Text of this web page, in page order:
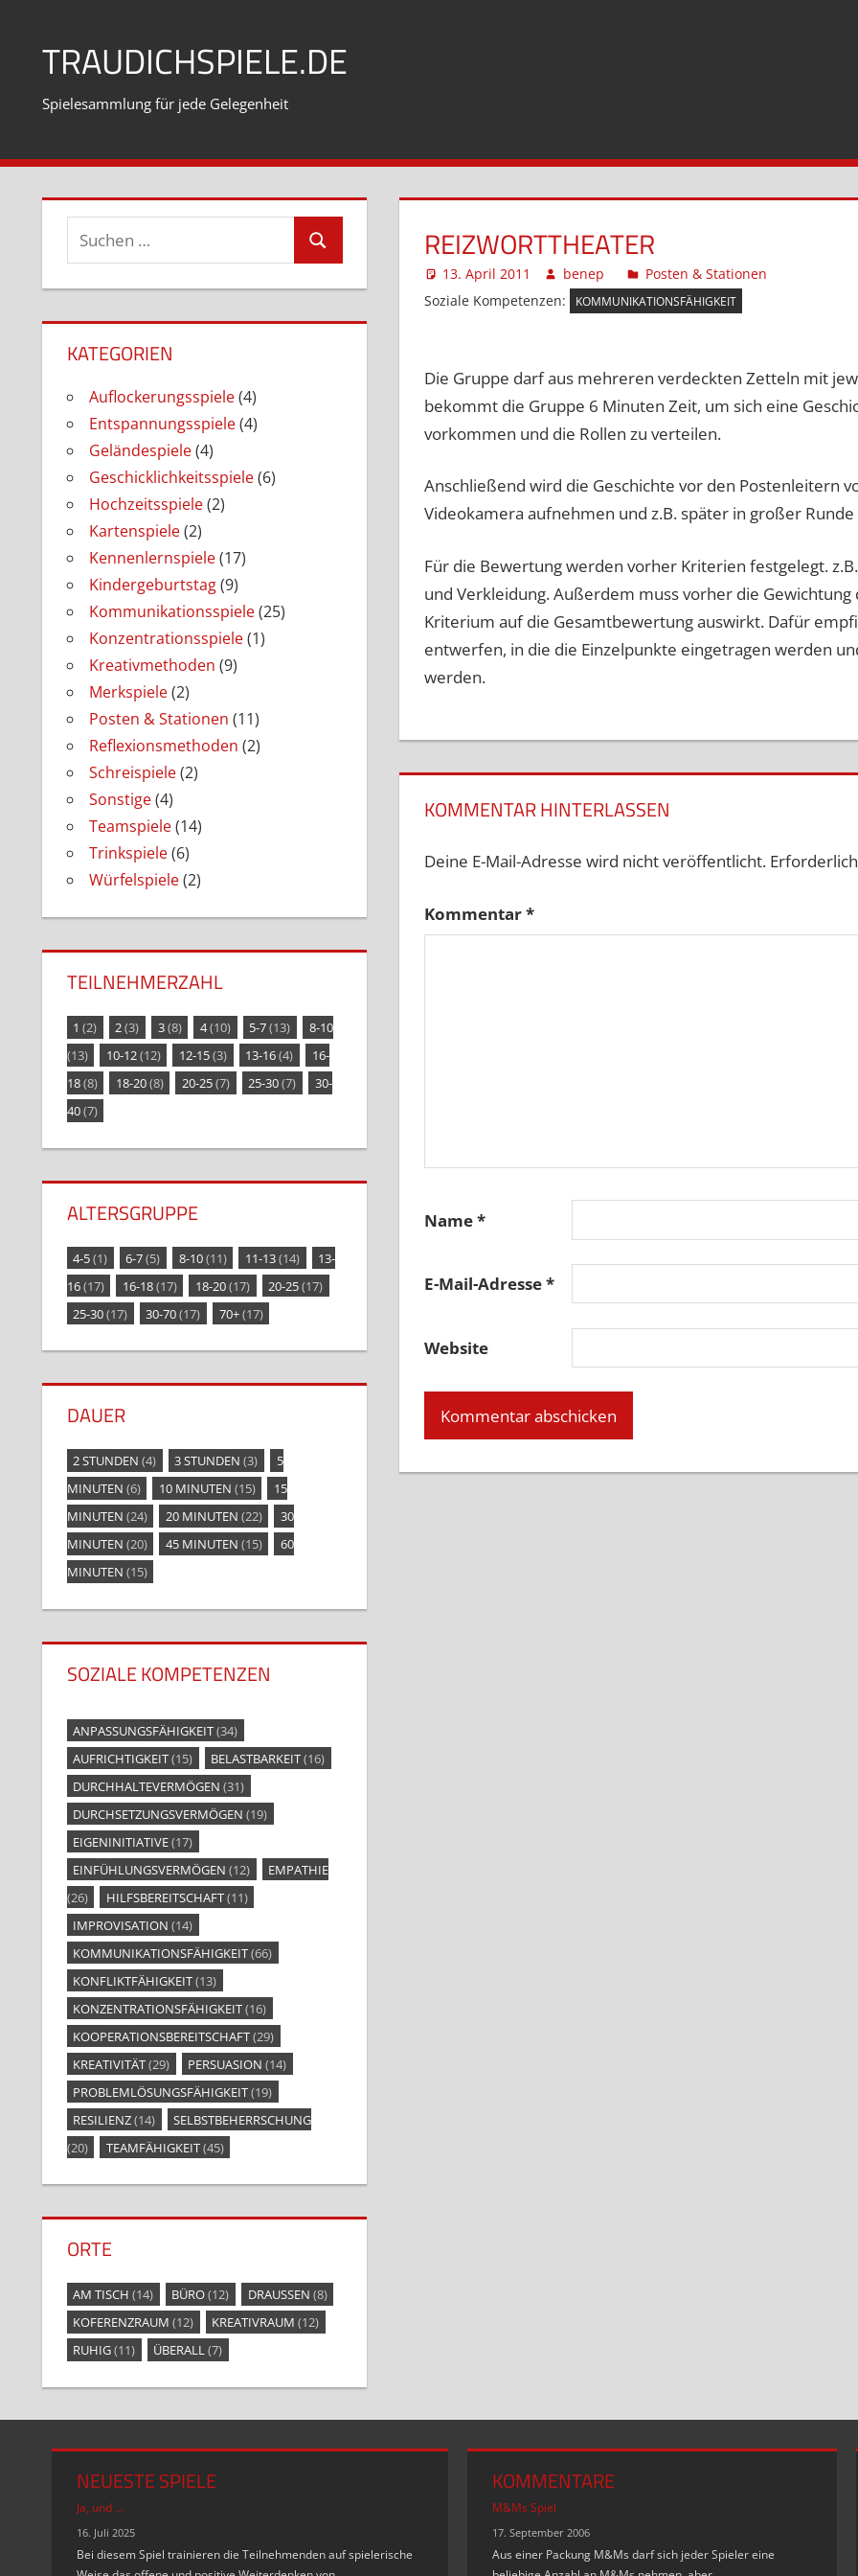
springenTRAUDICHSPIELE.DE
Spielesammlung für jede Gelegenheit
REIZWORTTHEATER
13. April 2011 benep Posten & Stationen
Soziale Kompetenzen:
KOMMUNIKATIONSFÄHIGKEIT
Die Gruppe darf aus mehreren verdeckten Zetteln mit
bekommt die Gruppe 6 Minuten Zeit, um sich eine
vorkommen und die Rollen zu verteilen.
Anschließend wird die Geschichte vor den Postenleitern
Videokamera aufnehmen und z.B. später in großer Runde
Für die Bewertung werden vorher Kriterien festgelegt.
und Verkleidung. Außerdem muss vorher die
Kriterium auf die Gesamtbewertung auswirkt. Dafür
entwerfen, in die die Einzelpunkte eingetragen werden
werden.
KOMMENTAR HINTERLASSEN
Deine E-Mail-Adresse wird nicht veröffentlicht.
Kommentar*
Name*
E-Mail-Adresse*
Website
Suchen
nach:
Suchen
KATEGORIEN
Auflockerungsspiele(4)
Entspannungsspiele(4)
Geländespiele(4)
Geschicklichkeitsspiele(6)
Hochzeitsspiele(2)
Kartenspiele(2)
Kennenlernspiele(17)
Kindergeburtstag(9)
Kommunikationsspiele(25)
Konzentrationsspiele(1)
Kreativmethoden (9)
Merkspiele(2)
Posten & Stationen (11)
Reflexionsmethoden (2)
Schreispiele(2)
Sonstige(4)
Teamspiele(14)
Trinkspiele(6)
Würfelspiele(2)
TEILNEHMERZAHL
1 (2) 2(3) 3(8) 4(10) 5-7(13)
8-10
(13)
10-12(12) 12-15(3) 13-16(4)
16-
18(8) 18-20(8) 20-25(7) 25-30(7)
30-
40(7)
ALTERSGRUPPE
4-5(1) 6-7(5) 8-10(11) 11-13(14)
13-
16(17) 16-18(17) 18-20(17) 20-25(17)
25-30(17) 30-70(17) 70+(17)
DAUER
2 STUNDEN (4) 3 STUNDEN (3)
5
MINUTEN (6) 10 MINUTEN (15)
15
MINUTEN (24) 20 MINUTEN (22)
30
MINUTEN (20) 45 MINUTEN (15)
60
MINUTEN (15)
SOZIALE KOMPETENZEN
ANPASSUNGSFÄHIGKEIT(34)
AUFRICHTIGKEIT(15) BELASTBARKEIT(16)
DURCHHALTEVERMÖGEN (31)
DURCHSETZUNGSVERMÖGEN (19)
EIGENINITIATIVE(17)
EINFÜHLUNGSVERMÖGEN (12)
EMPATHIE
(26)
HILFSBEREITSCHAFT(11)
IMPROVISATION (14)
KOMMUNIKATIONSFÄHIGKEIT(66)
KONFLIKTFÄHIGKEIT(13)
KONZENTRATIONSFÄHIGKEIT(16)
KOOPERATIONSBEREITSCHAFT(29)
KREATIVITÄT(29) PERSUASION (14)
PROBLEMLÖSUNGSFÄHIGKEIT(19)
RESILIENZ(14)
SELBSTBEHERRSCHUNG
(20)
TEAMFÄHIGKEIT(45)
ORTE
AM TISCH (14) BÜRO(12) DRAUSSEN
(8)
KOFERENZRAUM (12) KREATIVRAUM (12)
RUHIG(11) ÜBERALL(7)
NEUESTE SPIELE
Ja, und …
16. Juli 2025
Bei diesem Spiel trainieren die Teilnehmenden auf spielerische
KOMMENTARE
M&Ms Spiel
17. September 2006
Aus einer Packung M&Ms darf sich jeder Spieler eine